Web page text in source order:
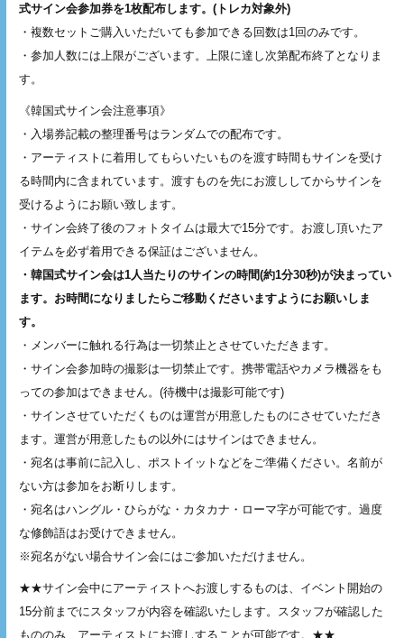
式サイン会参加券を1枚配布します。(トレカ対象外)
・複数セットご購入いただいても参加できる回数は1回のみです。
・参加人数には上限がございます。上限に達し次第配布終了となりま
す。
《韓国式サイン会注意事項》
・入場券記載の整理番号はランダムでの配布です。
・アーティストに着用してもらいたいものを渡す時間もサインを受け
る時間内に含まれています。渡すものを先にお渡ししてからサインを
受けるようにお願い致します。
・サイン会終了後のフォトタイムは最大で15分です。お渡し頂いたア
イテムを必ず着用できる保証はございません。
・韓国式サイン会は1人当たりのサインの時間(約1分30秒)が決まってい
ます。お時間になりましたらご移動くださいますようにお願いしま
す。
・メンバーに触れる行為は一切禁止とさせていただきます。
・サイン会参加時の撮影は一切禁止です。携帯電話やカメラ機器をも
っての参加はできません。(待機中は撮影可能です)
・サインさせていただくものは運営が用意したものにさせていただき
ます。運営が用意したもの以外にはサインはできません。
・宛名は事前に記入し、ポストイットなどをご準備ください。名前が
ない方は参加をお断りします。
・宛名はハングル・ひらがな・カタカナ・ローマ字が可能です。過度
な修飾語はお受けできません。
※宛名がない場合サイン会にはご参加いただけません。
★★サイン会中にアーティストへお渡しするものは、イベント開始の
15分前までにスタッフが内容を確認いたします。スタッフが確認した
もののみ、アーティストにお渡しすることが可能です。★★